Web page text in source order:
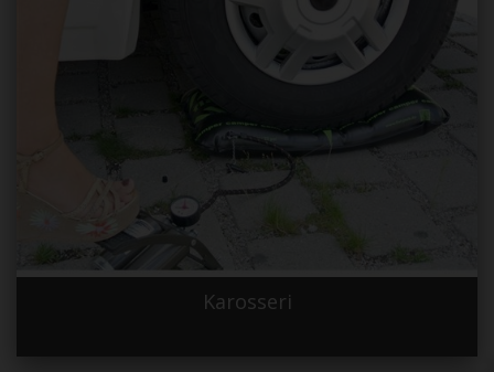
Karosseri